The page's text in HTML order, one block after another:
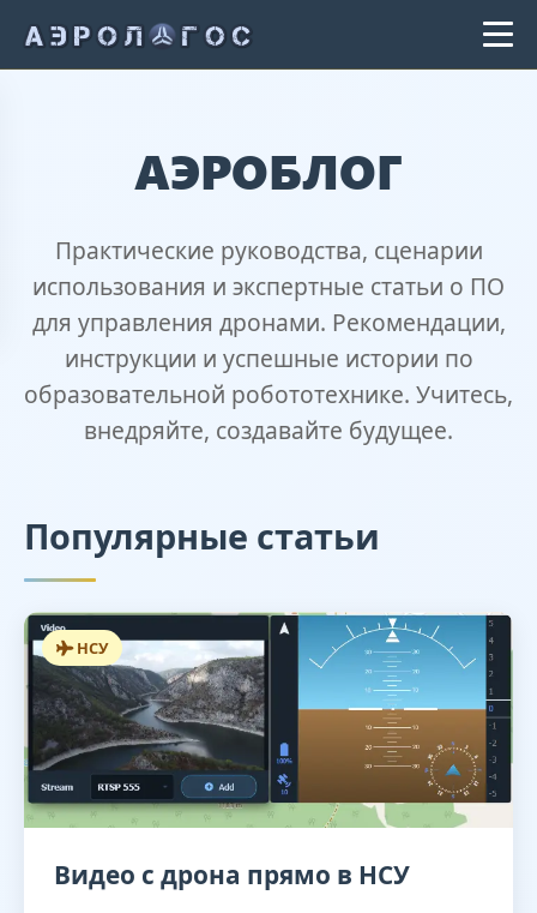
АЭРОБЛОГ
Практические руководства, сценарии
использования и экспертные статьи о ПО
для управления дронами. Рекомендации,
инструкции и успешные истории по
образовательной робототехнике. Учитесь,
внедряйте, создавайте будущее.
Популярные статьи
НСУ
Видео с дрона прямо в НСУ